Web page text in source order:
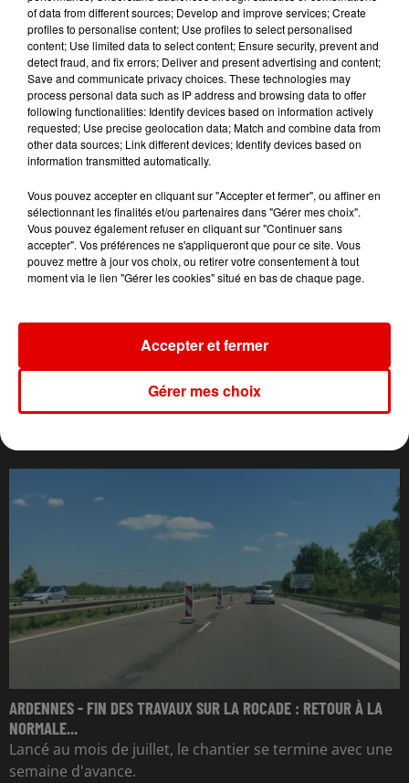
RIVIERA
She Doesn't Mind
BILL BAXTER
Embrasse-Moi Idiot
LUCENZO
Limencello
ARDENNES - FIN DES TRAVAUX SUR LA ROCADE : RETOUR À LA
NORMALE...
Lancé au mois de juillet, le chantier se termine avec une
semaine d'avance.
of data from different sources; Develop and improve services; Create
profiles to personalise content; Use profiles to select personalised
content; Use limited data to select content; Ensure security, prevent and
detect fraud, and fix errors; Deliver and present advertising and content;
Save and communicate privacy choices. These technologies may
process personal data such as IP address and browsing data to offer
following functionalities: Identify devices based on information actively
requested; Use precise geolocation data; Match and combine data from
other data sources; Link different devices; Identify devices based on
information transmitted automatically.
Vous pouvez accepter en cliquant sur "Accepter et fermer", ou affiner en
sélectionnant les finalités et/ou partenaires dans "Gérer mes choix".
Vous pouvez également refuser en cliquant sur "Continuer sans
accepter". Vos préférences ne s'appliqueront que pour ce site. Vous
pouvez mettre à jour vos choix, ou retirer votre consentement à tout
moment via le lien "Gérer les cookies" situé en bas de chaque page.
Gérer mes choix
Accepter et fermer